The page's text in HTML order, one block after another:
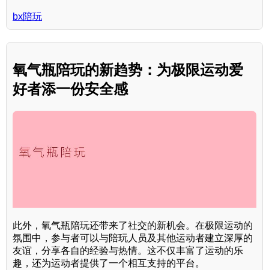
bx陪玩
氧气瓶陪玩的新趋势：为极限运动爱
好者添一份安全感
此外，氧气瓶陪玩还带来了社交的新机会。在极限运动的
氛围中，参与者可以与陪玩人员及其他运动者建立深厚的
友谊，分享各自的经验与热情。这不仅丰富了运动的乐
趣，还为运动者提供了一个相互支持的平台。